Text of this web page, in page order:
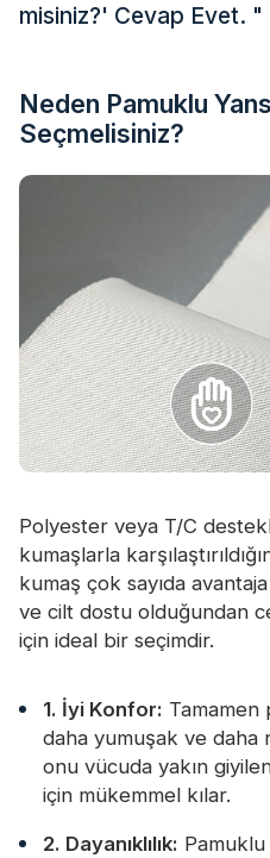
misiniz?' Cevap Evet. "
Neden Pamuklu
Seçmelisiniz?
Polyester veya T/C
kumaşlarla
kumaş çok sayıda
ve cilt dostu olduğundan
için ideal bir seçimdir.
1. İyi Konfor: Tamamen
daha yumuşak ve daha
onu vücuda yakın
için mükemmel kılar.
2. Dayanıklılık: Pamuklu